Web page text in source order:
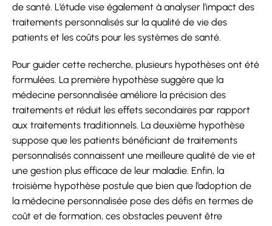
de santé. L’étude vise également à analyser l’impact des
traitements personnalisés sur la qualité de vie des
patients et les coûts pour les systèmes de santé.
Pour guider cette recherche, plusieurs hypothèses ont été
formulées. La première hypothèse suggère que la
médecine personnalisée améliore la précision des
traitements et réduit les effets secondaires par rapport
aux traitements traditionnels. La deuxième hypothèse
suppose que les patients bénéficiant de traitements
personnalisés connaissent une meilleure qualité de vie et
une gestion plus efficace de leur maladie. Enfin, la
troisième hypothèse postule que bien que l’adoption de
la médecine personnalisée pose des défis en termes de
coût et de formation, ces obstacles peuvent être